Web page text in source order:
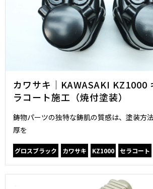
カワサキ｜KAWASAKI KZ1000
ラコート施工（焼付塗装）
鋳物パーツの独特な鋳肌の質感は、塗装方
厚を
グロスブラック カワサキ KZ1000 セラコート